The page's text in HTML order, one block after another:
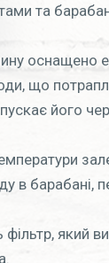
та
оснащено
що
його
в барабані,
який